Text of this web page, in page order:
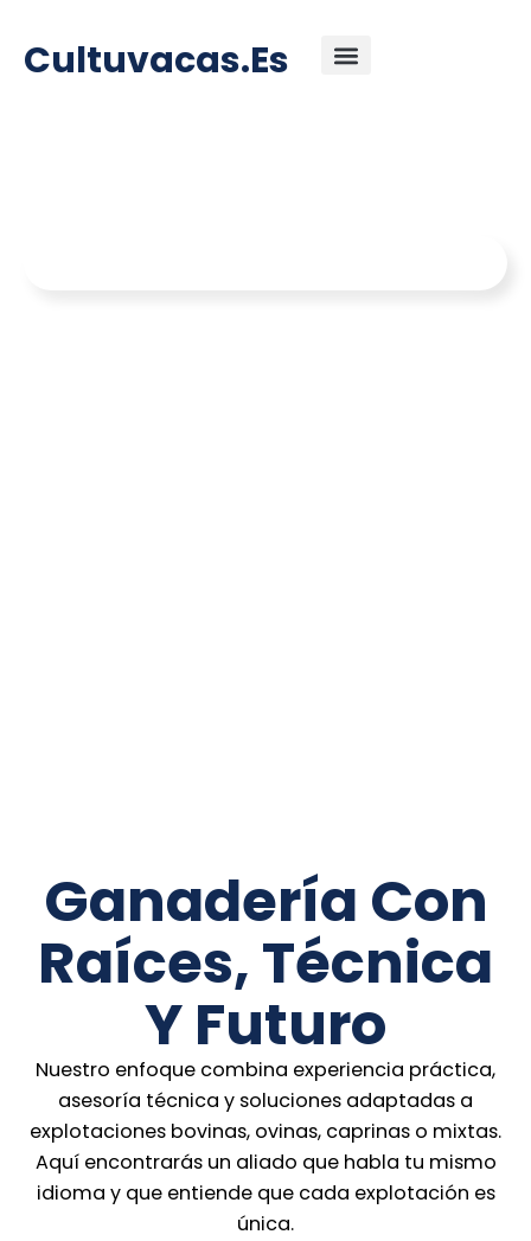
contenido
Cultuvacas.es
Ganadería Con
Raíces, Técnica
Y Futuro
Nuestro enfoque combina experiencia práctica,
asesoría técnica y soluciones adaptadas a
explotaciones bovinas, ovinas, caprinas o mixtas.
Aquí encontrarás un aliado que habla tu mismo
idioma y que entiende que cada explotación es
única.